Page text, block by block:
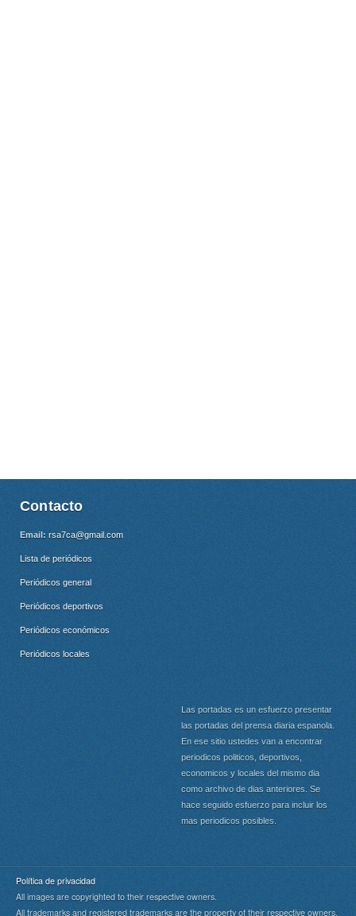
Contacto
Email: rsa7ca@gmail.com
Lista de periódicos
Periódicos general
Periódicos deportivos
Periódicos económicos
Periódicos locales
Las portadas es un esfuerzo presentar
las portadas del prensa diaria espanola.
En ese sitio ustedes van a encontrar
periodicos politicos, deportivos,
economicos y locales del mismo dia
como archivo de dias anteriores. Se
hace seguido esfuerzo para incluir los
mas periodicos posibles.
Política de privacidad
All images are copyrighted to their respective owners.
All trademarks and registered trademarks are the property of their respective owners.